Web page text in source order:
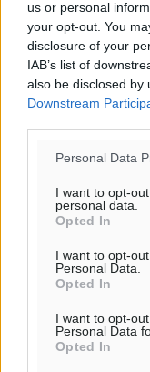
us or personal
your opt-out. You
disclosure of your
IAB’s list of
also be disclosed by
Downstream
Personal Data
I want to opt-
personal data.
Opted In
I want to opt-
Personal Data.
Opted In
I want to opt-
Personal Data
Opted In
28°
ΤΕ